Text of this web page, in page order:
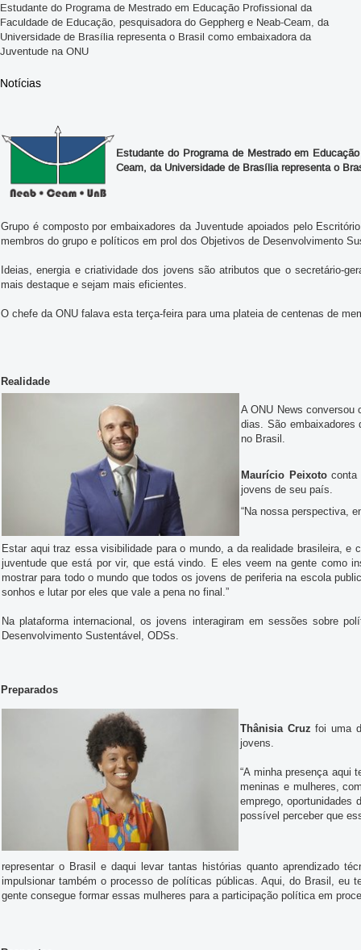
Estudante do Programa de Mestrado em Educação Profissional da
Faculdade de Educação, pesquisadora do Geppherg e Neab-Ceam, da
Universidade de Brasília representa o Brasil como embaixadora da
Juventude na ONU
Notícias
Estudante do Programa de Mestrado em
Ceam, da Universidade de Brasília representa o
Grupo é composto por embaixadores da Juventude apoiados pelo
membros do grupo e políticos em prol dos Objetivos de Desenvolvimento
Ideias, energia e criatividade dos jovens são atributos que o secretário-
mais destaque e sejam mais eficientes.
O chefe da ONU falava esta terça-feira para uma plateia de centenas de
Realidade
A ONU News conversou
dias. São embaixadores
no Brasil.
Maurício Peixotoconta
jovens de seu país.
“Na nossa perspectiva,
Estar aqui traz essa visibilidade para o mundo, a da realidade brasileira,
juventude que está por vir, que está vindo. E eles veem na gente como
mostrar para todo o mundo que todos os jovens de periferia na escola
sonhos e lutar por eles que vale a pena no final.”
Na plataforma internacional, os jovens interagiram em sessões sobre
Desenvolvimento Sustentável, ODSs.
Preparados
Thânisia Cruz foi uma
jovens.
“A minha presença aqui
meninas e mulheres,
emprego, oportunidades
possível perceber que
representar o Brasil e daqui levar tantas histórias quanto aprendizado
impulsionar também o processo de políticas públicas. Aqui, do Brasil, eu
gente consegue formar essas mulheres para a participação política em